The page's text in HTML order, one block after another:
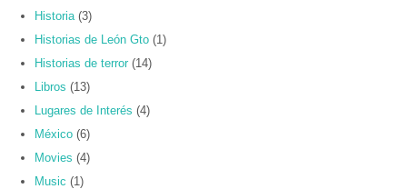
Historia (3)
Historias de León Gto (1)
Historias de terror (14)
Libros (13)
Lugares de Interés (4)
México (6)
Movies (4)
Music (1)